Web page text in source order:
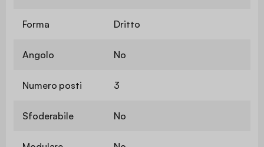
Forma Dritto
Angolo No
Numero posti 3
Sfoderabile No